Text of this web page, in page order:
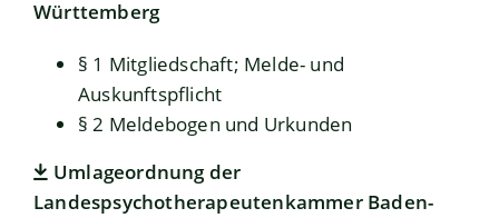
Württemberg
§ 1 Mitgliedschaft; Melde- und
Auskunftspflicht
§ 2 Meldebogen und Urkunden
Umlageordnung der
Landespsychotherapeutenkammer Baden-